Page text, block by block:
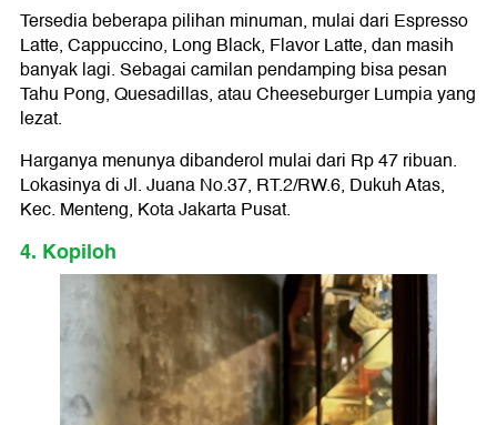
Tersedia beberapa pilihan minuman, mulai dari Espresso
Latte, Cappuccino, Long Black, Flavor Latte, dan masih
banyak lagi. Sebagai camilan pendamping bisa pesan
Tahu Pong, Quesadillas, atau Cheeseburger Lumpia yang
lezat.
Harganya menunya dibanderol mulai dari Rp 47 ribuan.
Lokasinya di Jl. Juana No.37, RT.2/RW.6, Dukuh Atas,
Kec. Menteng, Kota Jakarta Pusat.
4. Kopiloh